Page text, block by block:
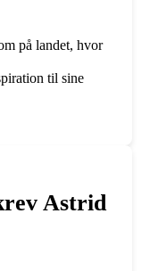
på landet, hvor
til sine
Astrid